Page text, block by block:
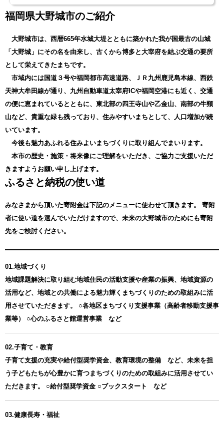
福岡県大野城市のご紹介
大野城市は、西暦665年水城大堤とともに築かれた我が国最古の山城
「大野城」にその名を由来し、古くから博多と大宰府を結ぶ交通の要所
として栄えてきたまちです。
市域内には国道３号や福岡都市高速道路、ＪＲ九州鹿児島本線、西鉄
天神大牟田線が通り、九州自動車道太宰府ICや福岡空港にも近く、交通
の便に恵まれているとともに、東北部の四王寺山や乙金山、南部の牛頸
山など、貴重な緑も残っており、住みやすいまちとして、人口増加が続
いています。
今後も魅力あふれる住みよいまちづくりに取り組んでまいります。
本市の歴史・施策・将来像にご理解をいただき、ご協力ご支援いただ
きますようお願い申し上げます。
ふるさと納税の使い道
みなさまから頂いた寄附金は下記のメニューに使わせて頂きます。
寄附
者に使い道を選んでいただけますので、未来の大野城市のためにも寄附
先をご検討ください。
01.地域づくり
地域課題解決に取り組む地域住民の活動支援や産業の振興、地域資源の
活用など、地域との共働による魅力輝くまちづくりのための取組みに活
用させていただきます。 ○各地区まちづくり支援事業（高齢者移動支援事
業等） ○心のふるさと館運営事業 など
02.子育て・教育
子育て支援の充実や給付型奨学資金、教育環境の整備 など、未来を担
う子どもたちが心豊かに育つまちづくりのための取組みに活用させてい
ただきます。 ○給付型奨学資金 ○ブックスタート など
03.健康長寿・福祉